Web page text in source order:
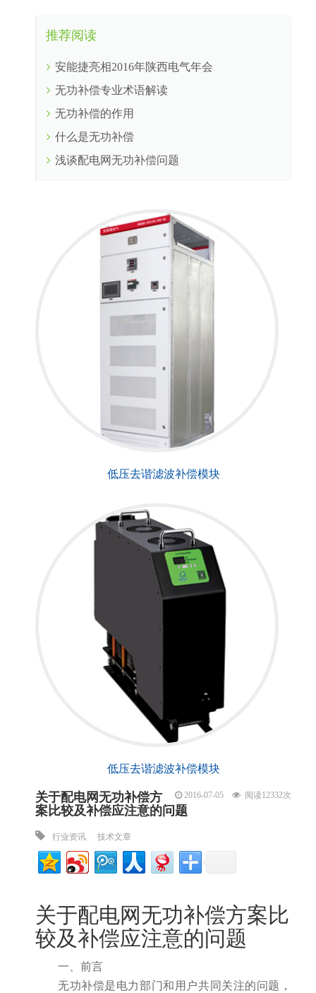
推荐阅读
安能捷亮相2016年陕西电气年会
无功补偿专业术语解读
无功补偿的作用
什么是无功补偿
浅谈配电网无功补偿问题
低压去谐滤波补偿模块
低压去谐滤波补偿模块
2016-07-05 阅读12332次
关于配电网无功补偿方
案比较及补偿应注意的问题
行业资讯 技术文章
关于配电网无功补偿方案比
较及补偿应注意的问题
一、前言
无功补偿是电力部门和用户共同关注的问题，